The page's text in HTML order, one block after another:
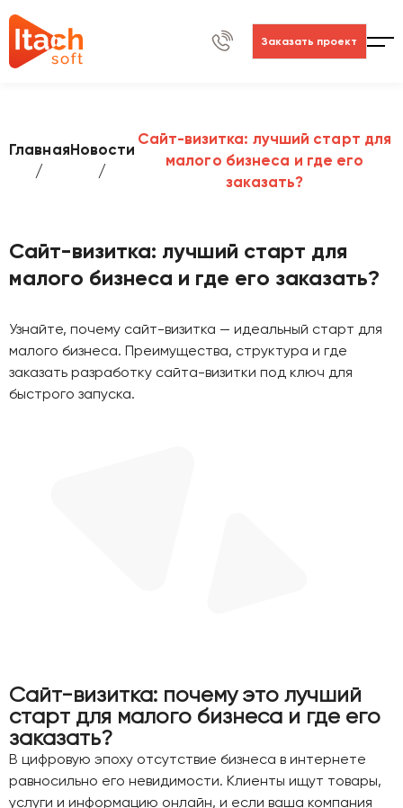
Заказать проект
ГлавнаяНовости
Сайт-визитка: лучший старт для
малого бизнеса и где его
заказать?
Сайт-визитка: лучший старт для
малого бизнеса и где его заказать?
Узнайте, почему сайт-визитка — идеальный старт для
малого бизнеса. Преимущества, структура и где
заказать разработку сайта-визитки под ключ для
быстрого запуска.
Сайт-визитка: почему это лучший
старт для малого бизнеса и где его
заказать?
В цифровую эпоху отсутствие бизнеса в интернете
равносильно его невидимости. Клиенты ищут товары,
услуги и информацию онлайн, и если ваша компания